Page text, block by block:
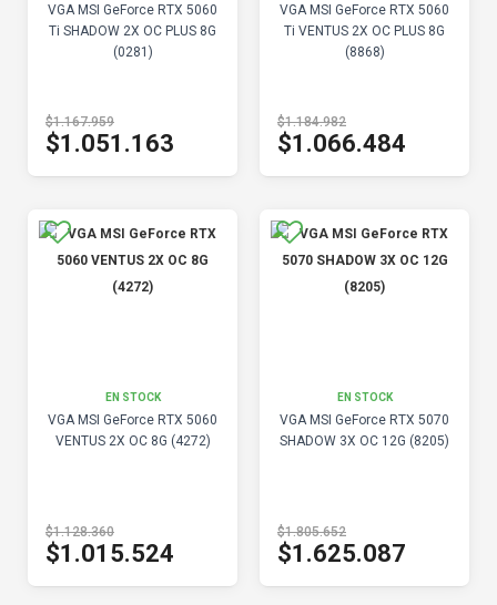
VGA MSI GeForce RTX 5060
Ti SHADOW 2X OC PLUS 8G
(0281)
$1.167.959
$1.051.163
VGA MSI GeForce RTX 5060
Ti VENTUS 2X OC PLUS 8G
(8868)
$1.184.982
$1.066.484
EN STOCK
VGA MSI GeForce RTX 5060
VENTUS 2X OC 8G (4272)
$1.128.360
$1.015.524
EN STOCK
VGA MSI GeForce RTX 5070
SHADOW 3X OC 12G (8205)
$1.805.652
$1.625.087